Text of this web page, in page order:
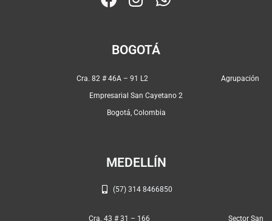
e
o
o
k
t
g
r
a
p
p
BOGOTÁ
Cra. 82 # 46A – 91 L2 Agrupación
Empresarial San Cayetano 2
Bogotá, Colombia
MEDELLÍN
(57) 314 8466850
Cra. 43 # 31 – 166 Sector San